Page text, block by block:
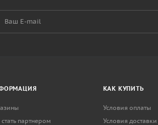
партнером
КАК КУПИТЬ
Условия оплаты
Условия доставки